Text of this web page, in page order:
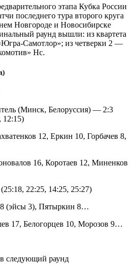
этапа Кубка России
последнего тура второго круга
Новгороде и Новосибирске
раунд вышли: из квартета
Самотлор»; из четверки 2 —
Нс.
(Минск, Белоруссия) — 2:3
12:15)
12, Еркин 10, Горбачев 8,
16, Коротаев 12, Миненков
22:25, 14:25, 25:27)
(эйсы 3), Пятыркин 8…
17, Белогорцев 10, Морозов 9…
раунд